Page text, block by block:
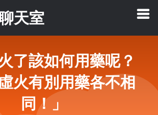
天室
了該如何用藥呢？
火有別用藥各不相
同！」